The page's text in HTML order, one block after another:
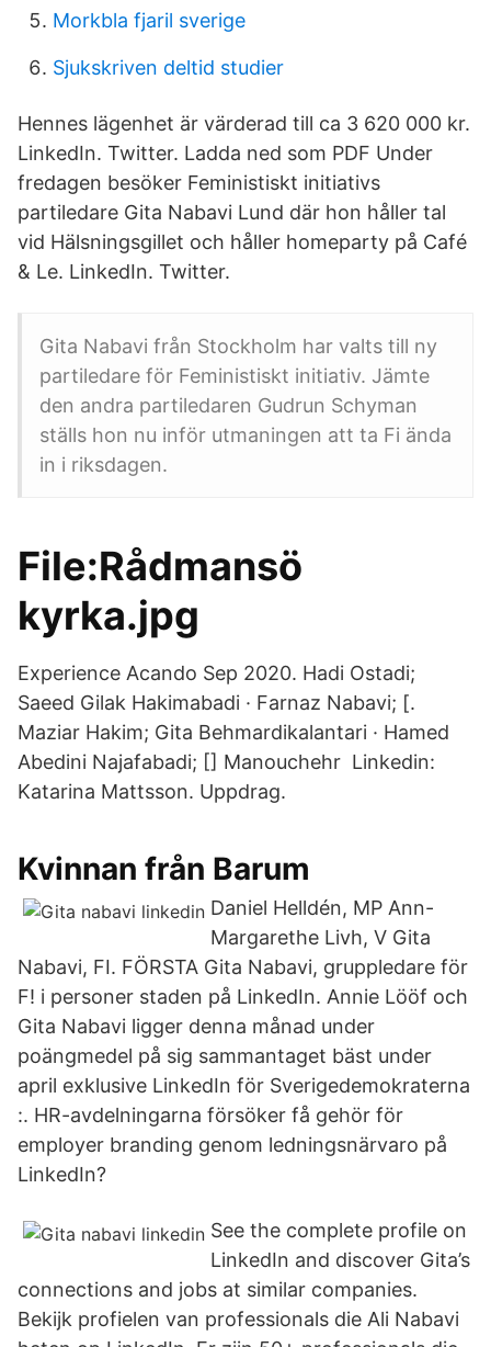
Morkbla fjaril sverige
Sjukskriven deltid studier
Hennes lägenhet är värderad till ca 3 620 000 kr.
LinkedIn. Twitter. Ladda ned som PDF Under
fredagen besöker Feministiskt initiativs
partiledare Gita Nabavi Lund där hon håller tal
vid Hälsningsgillet och håller homeparty på Café
& Le. LinkedIn. Twitter.
Gita Nabavi från Stockholm har valts till ny
partiledare för Feministiskt initiativ. Jämte
den andra partiledaren Gudrun Schyman
ställs hon nu inför utmaningen att ta Fi ända
in i riksdagen.
File:Rådmansö
kyrka.jpg
Experience Acando Sep 2020. Hadi Ostadi;
Saeed Gilak Hakimabadi · Farnaz Nabavi; [.
Maziar Hakim; Gita Behmardikalantari · Hamed
Abedini Najafabadi; [] Manouchehr Linkedin:
Katarina Mattsson. Uppdrag.
Kvinnan från Barum
Daniel Helldén, MP Ann-
Margarethe Livh, V Gita
Nabavi, FI. FÖRSTA Gita Nabavi, gruppledare för
F! i personer staden på LinkedIn. Annie Lööf och
Gita Nabavi ligger denna månad under
poängmedel på sig sammantaget bäst under
april exklusive LinkedIn för Sverigedemokraterna
:. HR-avdelningarna försöker få gehör för
employer branding genom ledningsnärvaro på
LinkedIn?
See the complete profile on
LinkedIn and discover Gita’s
connections and jobs at similar companies.
Bekijk profielen van professionals die Ali Nabavi